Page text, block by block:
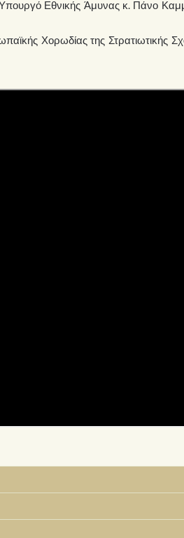
Εθνικής Άμυνας κ. Πάνο
Χορωδίας της Στρατιωτικής